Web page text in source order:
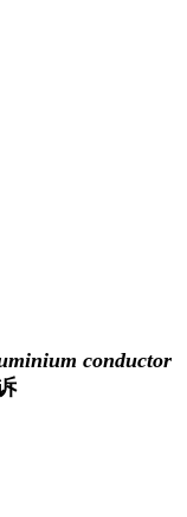
conductor